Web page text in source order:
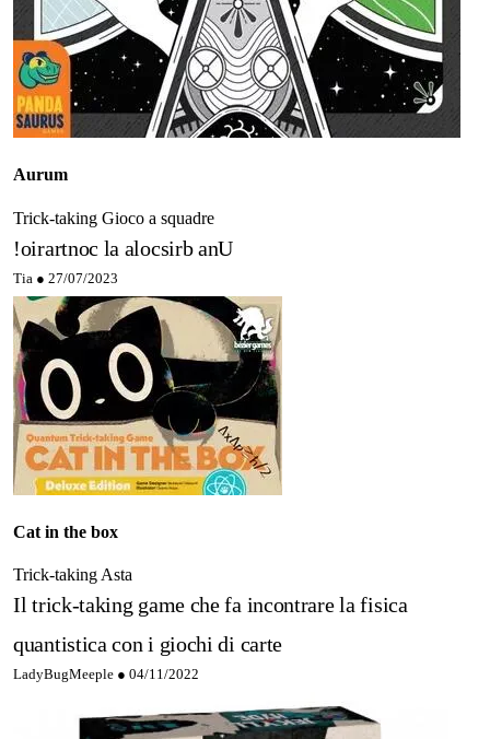
Aurum
Trick-taking Gioco a squadre
!oirartnoc la alocsirb anU
Tia ● 27/07/2023
Cat in the box
Trick-taking Asta
Il trick-taking game che fa incontrare la fisica
quantistica con i giochi di carte
LadyBugMeeple ● 04/11/2022